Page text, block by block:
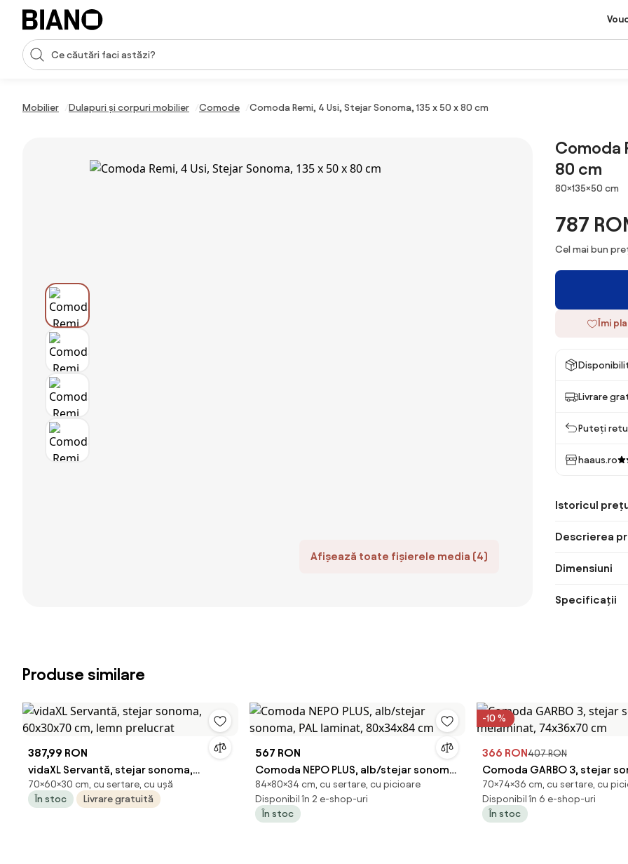
Sari peste navigare, accesează conținutul
Introducerea căutării
Mobilier Dulapuri și corpuri mobilier Comode Comoda Remi, 4 Usi, Stejar Sonoma, 135 x 50 x 80 cm
Afișează toate fișierele media (4)
Comoda
80 cm
Dimensiuni
80×135×50 cm
787
Cel mai bun
Îmi
Livrare
Puteți
haaus.ro
Istoricul
Descrierea
Dimensiuni
Specificații
Produse similare
387,99 RON
vidaXL Servantă, stejar sonoma,
60x30x70 cm, lemn prelucrat
70×60×30 cm, cu sertare, cu ușă
În stoc
Livrare gratuită
567 RON
Comoda NEPO PLUS, alb/stejar sonoma,
PAL laminat, 80x34x84 cm
84×80×34 cm, cu sertare, cu picioare
Disponibil în 2 e-shop-uri
În stoc
-10 %
366 RON407 RON
Comoda GARBO 3, stejar
melaminat, 74x36x70 cm
70×74×36 cm, cu sertare, cu
Disponibil în 6 e-shop-uri
În stoc